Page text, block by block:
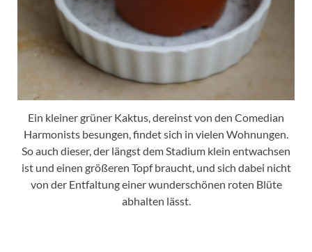
Ein kleiner grüner Kaktus, dereinst von den Comedian
Harmonists besungen, findet sich in vielen Wohnungen.
So auch dieser, der längst dem Stadium klein entwachsen
ist und einen größeren Topf braucht, und sich dabei nicht
von der Entfaltung einer wunderschönen roten Blüte
abhalten lässt.